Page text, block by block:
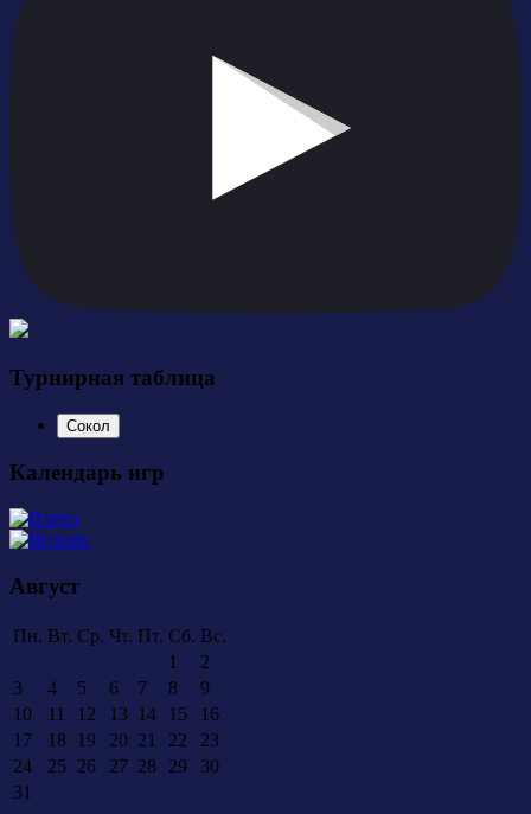
Турнирная таблица
Сокол
Календарь игр
Август
Пн. Вт. Ср. Чт. Пт. Сб. Вс.
1
2
3
4 5 6 7 8
9
10
11 12 13 14 15
16
17
18 19 20 21 22
23
24
25 26 27 28 29
30
31